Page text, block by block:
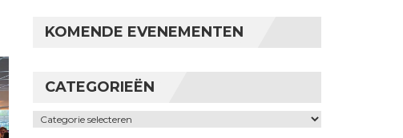
KOMENDE EVENEMENTEN
CATEGORIEËN
Categorieën